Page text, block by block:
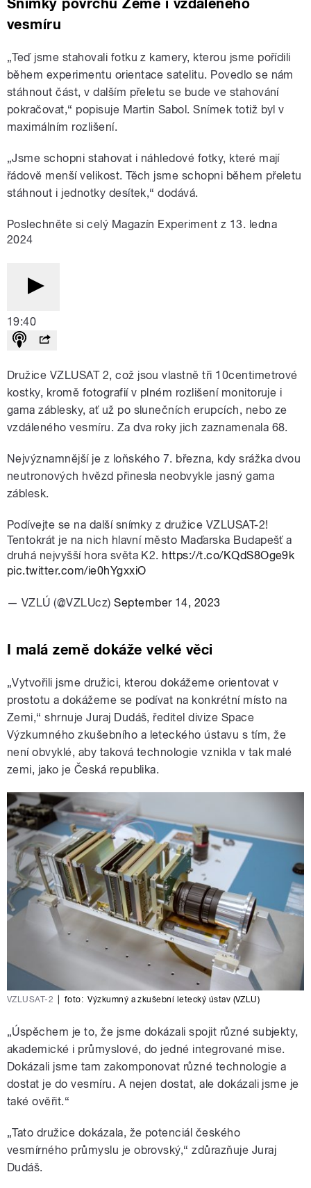
vesmíru
„Teď jsme stahovali fotku z kamery, kterou jsme pořídili
během experimentu orientace satelitu. Povedlo se nám
stáhnout část, v dalším přeletu se bude ve stahování
pokračovat,“ popisuje Martin Sabol. Snímek totiž byl v
maximálním rozlišení.
„Jsme schopni stahovat i náhledové fotky, které mají
řádově menší velikost. Těch jsme schopni během přeletu
stáhnout i jednotky desítek,“ dodává.
Poslechněte si celý Magazín Experiment z 13. ledna
2024
19:40
Družice VZLUSAT 2, což jsou vlastně tři 10centimetrové
kostky, kromě fotografií v plném rozlišení monitoruje i
gama záblesky, ať už po slunečních erupcích, nebo ze
vzdáleného vesmíru. Za dva roky jich zaznamenala 68.
Nejvýznamnější je z loňského 7. března, kdy srážka dvou
neutronových hvězd přinesla neobvykle jasný gama
záblesk.
Podívejte se na další snímky z družice VZLUSAT-2!
️Tentokrát je na nich hlavní město Maďarska Budapešť a
druhá nejvyšší hora světa K2. https://t.co/KQdS8Oge9k
pic.twitter.com/ie0hYgxxiO
— VZLÚ (@VZLUcz)September 14, 2023
I malá země dokáže velké věci
„Vytvořili jsme družici, kterou dokážeme orientovat v
prostotu a dokážeme se podívat na konkrétní místo na
Zemi,“ shrnuje Juraj Dudáš, ředitel divize Space
Výzkumného zkušebního a leteckého ústavu s tím, že
není obvyklé, aby taková technologie vznikla v tak malé
zemi, jako je Česká republika.
VZLUSAT-2 foto: Výzkumný a zkušební letecký ústav (VZLU)
„Úspěchem je to, že jsme dokázali spojit různé subjekty,
akademické i průmyslové, do jedné integrované mise.
Dokázali jsme tam zakomponovat různé technologie a
dostat je do vesmíru. A nejen dostat, ale dokázali jsme je
také ověřit.“
„Tato družice dokázala, že potenciál českého
vesmírného průmyslu je obrovský,“ zdůrazňuje Juraj
Dudáš.